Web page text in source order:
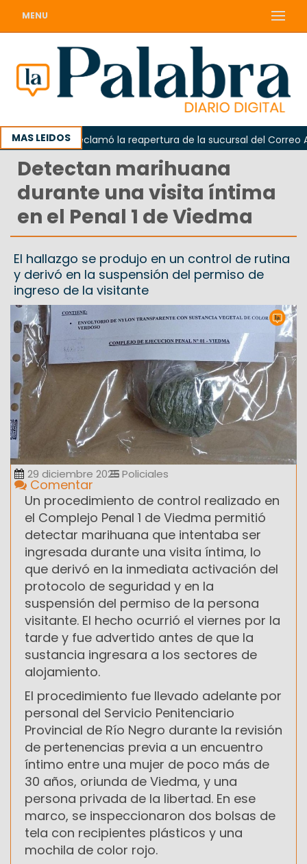
MENU
MAS LEIDOS
Odarda reclamó la reapertura de la sucursal del Correo
Detectan marihuana
durante una visita íntima
en el Penal 1 de Viedma
El hallazgo se produjo en un control de rutina
y derivó en la suspensión del permiso de
ingreso de la visitante
29 diciembre 2025Policiales
Comentar
Un procedimiento de control realizado en
el Complejo Penal 1 de Viedma permitió
detectar marihuana que intentaba ser
ingresada durante una visita íntima, lo
que derivó en la inmediata activación del
protocolo de seguridad y en la
suspensión del permiso de la persona
visitante. El hecho ocurrió el viernes por la
tarde y fue advertido antes de que la
sustancia ingresara a los sectores de
alojamiento.
El procedimiento fue llevado adelante por
personal del Servicio Penitenciario
Provincial de Río Negro durante la revisión
de pertenencias previa a un encuentro
íntimo entre una mujer de poco más de
30 años, oriunda de Viedma, y una
persona privada de la libertad. En ese
marco, se inspeccionaron dos bolsas de
tela con recipientes plásticos y una
mochila de color rojo.